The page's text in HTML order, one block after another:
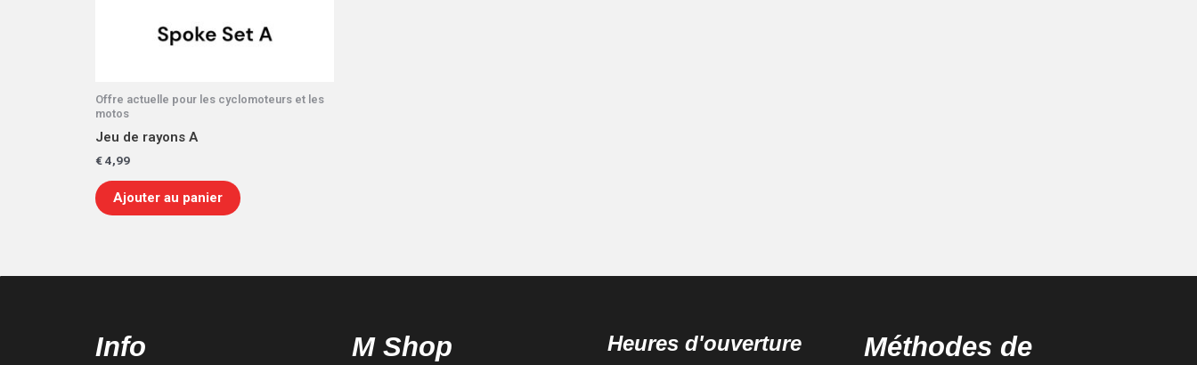
Offre actuelle pour les cyclomoteurs et les
motos
Jeu de rayons A
€4,99
Ajouter au panier
Info M Shop Heures d'ouverture
Méthodes de